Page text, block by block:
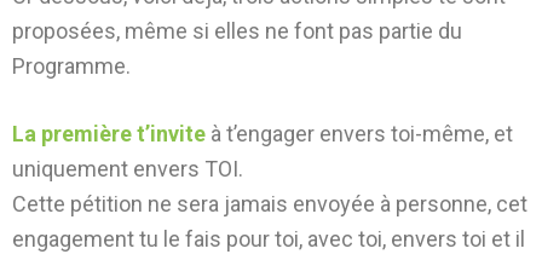
proposées, même si elles ne font pas partie du
Programme.
La première t’invite à t’engager envers toi-même, et
uniquement envers TOI.
Cette pétition ne sera jamais envoyée à personne, cet
engagement tu le fais pour toi, avec toi, envers toi et il